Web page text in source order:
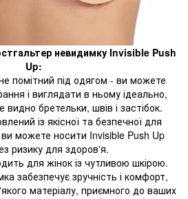
невидимку Invisible Push
Up:
помітний під одягом - ви можете
і виглядати в ньому ідеально,
бретельки, швів і застібок.
із якісної та безпечної для
можете носити Invisible Push Up
ризику для здоров'я.
для жінок із чутливою шкірою.
забезпечує зручність і комфорт,
матеріалу, приємного до ваших